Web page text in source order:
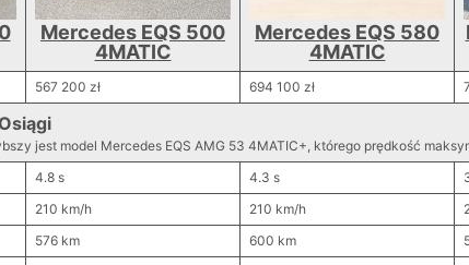
Mercedes EQS 500
4MATIC
Mercedes EQS 580
4MATIC
567 200 zł 694 100 zł
jest model Mercedes EQS AMG 53 4MATIC+, którego prędkość
4.8 s 4.3 s
210 km/h 210 km/h
576 km 600 km